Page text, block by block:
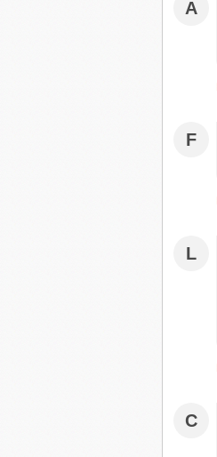
A
F
L
C